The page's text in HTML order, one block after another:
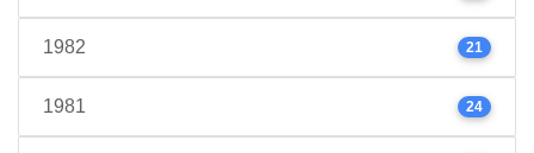
1982 21
1981 24